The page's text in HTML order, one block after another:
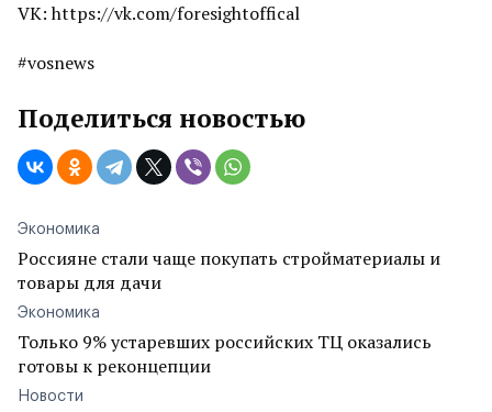
VK: https://vk.com/foresightoffical
#vosnews
Поделиться новостью
Экономика
Россияне стали чаще покупать стройматериалы и
товары для дачи
Экономика
Только 9% устаревших российских ТЦ оказались
готовы к реконцепции
Новости